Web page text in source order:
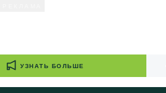
УЗНАТЬ БОЛЬШЕ